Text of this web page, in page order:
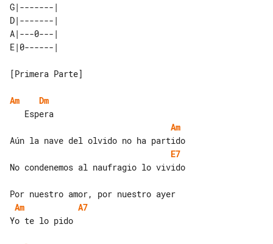
G|-------|
D|-------|
A|---0---|
[Primera Parte]
Am
Dm
Am
E7
No condenemos al naufragio lo vivido
Am
A7
Yo te lo pido